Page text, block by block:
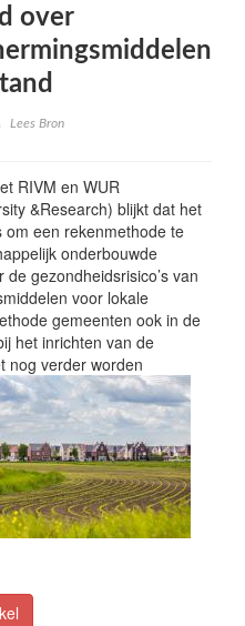
over
Lees Bron
RIVM en WUR
&Research) blijkt dat het
om een rekenmethode te
onderbouwde
gezondheidsrisico’s van
voor lokale
gemeenten ook in de
het inrichten van de
nog verder worden